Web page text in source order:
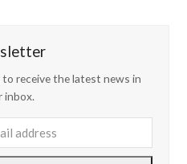
receive the latest news in
inbox.